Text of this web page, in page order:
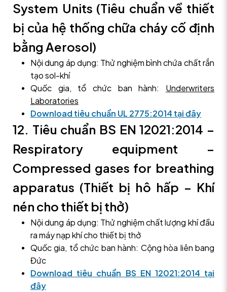
System Units (Tiêu chuẩn về thiết
bị của hệ thống chữa cháy cố định
bằng Aerosol)
Nội dung áp dụng: Thử nghiệm bình chứa chất rắn
tạo sol-khí
Quốc gia, tổ chức ban hành: Underwriters
Laboratories
Download tiêu chuẩn UL 2775:2014 tại đây
12. Tiêu chuẩn BS EN 12021:2014 –
Respiratory equipment –
Compressed gases for breathing
apparatus (Thiết bị hô hấp – Khí
nén cho thiết bị thở)
Nội dung áp dụng: Thử nghiệm chất lượng khí đầu
ra máy nạp khí cho thiết bị thở
Quốc gia, tổ chức ban hành: Cộng hòa liên bang
Đức
Download tiêu chuẩn BS EN 12021:2014 tại
đây